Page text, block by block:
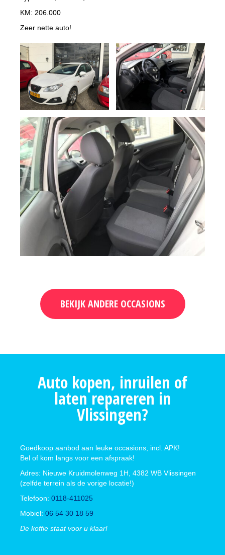
KM: 206.000
Zeer nette auto!
BEKIJK ANDERE OCCASIONS
Auto kopen, inruilen of
laten repareren in
Vlissingen?
Goedkoop aanbod aan leuke occasions, incl. APK!
Bel of kom langs voor een afspraak!
Adres: Nieuwe Kruidmolenweg 1H, 4382 WB Vlissingen
(zelfde terrein als de vorige locatie!)
Telefoon: 0118-411025
Mobiel: 06 54 30 18 59
De koffie staat voor u klaar!